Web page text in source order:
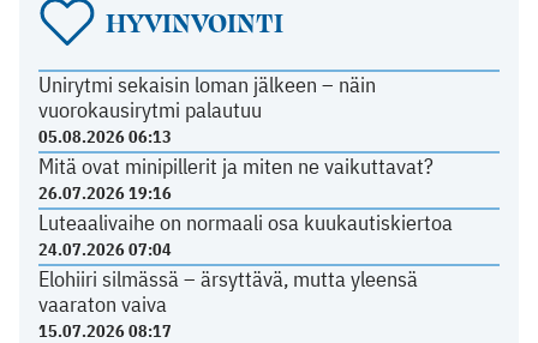
HYVINVOINTI
Unirytmi sekaisin loman jälkeen – näin
vuorokausirytmi palautuu
05.08.2026 06:13
Mitä ovat minipillerit ja miten ne vaikuttavat?
26.07.2026 19:16
Luteaalivaihe on normaali osa kuukautiskiertoa
24.07.2026 07:04
Elohiiri silmässä – ärsyttävä, mutta yleensä
vaaraton vaiva
15.07.2026 08:17